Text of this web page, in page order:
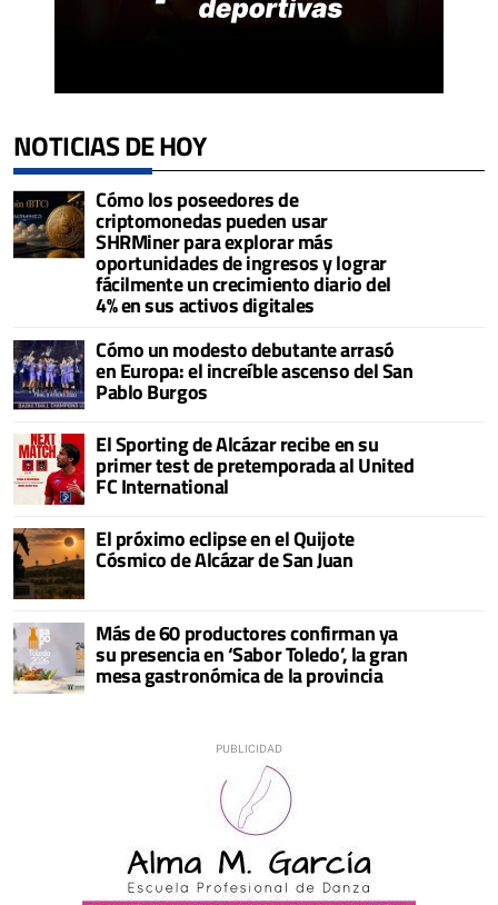
NOTICIAS DE HOY
Cómo los poseedores de
criptomonedas pueden usar
SHRMiner para explorar más
oportunidades de ingresos y lograr
fácilmente un crecimiento diario del
4% en sus activos digitales
Cómo un modesto debutante arrasó
en Europa: el increíble ascenso del San
Pablo Burgos
El Sporting de Alcázar recibe en su
primer test de pretemporada al United
FC International
El próximo eclipse en el Quijote
Cósmico de Alcázar de San Juan
Más de 60 productores confirman ya
su presencia en ‘Sabor Toledo’, la gran
mesa gastronómica de la provincia